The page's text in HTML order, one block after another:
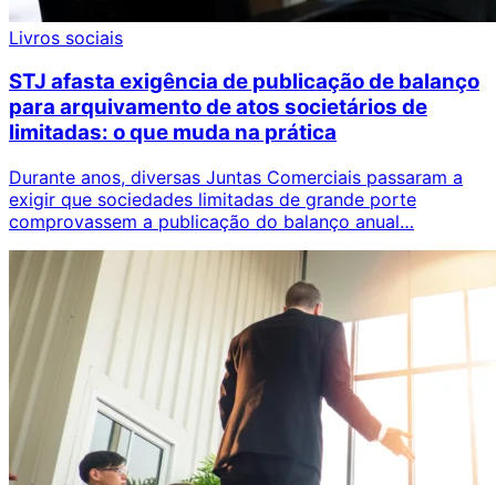
Livros sociais
STJ afasta exigência de publicação de balanço
para arquivamento de atos societários de
limitadas: o que muda na prática
Durante anos, diversas Juntas Comerciais passaram a
exigir que sociedades limitadas de grande porte
comprovassem a publicação do balanço anual…